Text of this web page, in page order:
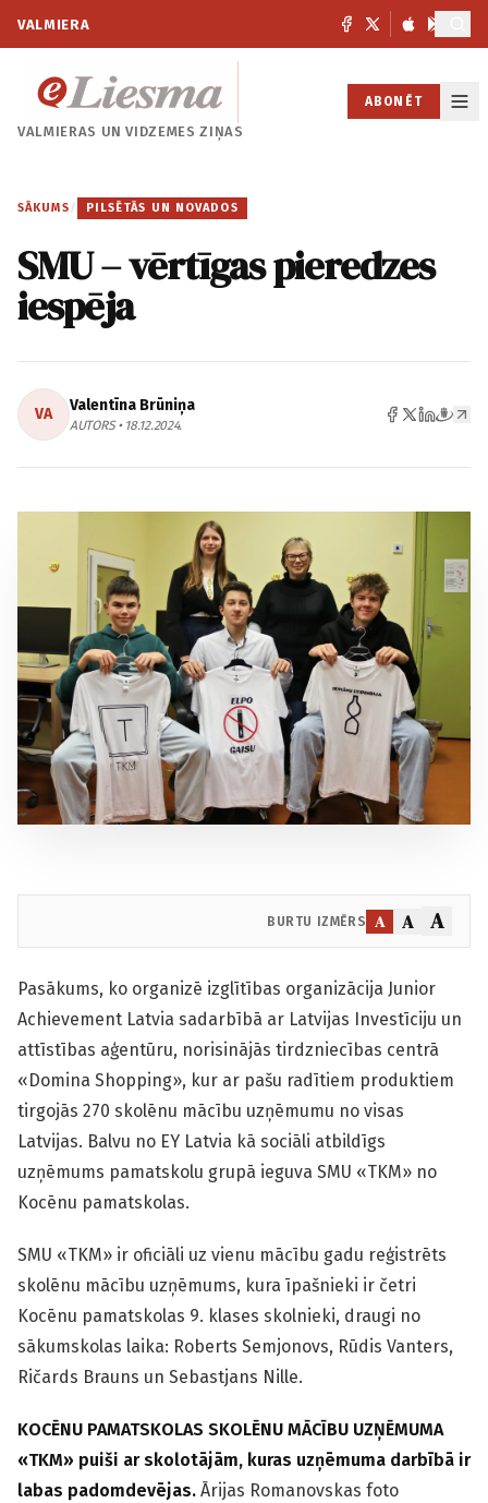
VALMIERA
VALMIERAS UNVIDZEMES ZIŅAS
ABONĒT
SĀKUMS / PILSĒTĀS UN NOVADOS
SMU – vērtīgas pieredzes
iespēja
VA Valentīna Brūniņa
AUTORS • 18.12.2024.
BURTU IZMĒRS A A A
Pasākums, ko organizē izglītības organizācija Junior
Achievement Latvia sadarbībā ar Latvijas Investīciju un
attīstības aģentūru, norisinājās tirdzniecības centrā
«Domina Shopping», kur ar pašu radītiem produktiem
tirgojās 270 skolēnu mācību uzņēmumu no visas
Latvijas. Balvu no EY Latvia kā sociāli atbildīgs
uzņēmums pamatskolu grupā ieguva SMU «TKM» no
Kocēnu pamatskolas.
SMU «TKM» ir oficiāli uz vienu mācību gadu reģistrēts
skolēnu mācību uzņēmums, kura īpašnieki ir četri
Kocēnu pamatskolas 9. klases skolnieki, draugi no
sākumskolas laika: Roberts Semjonovs, Rūdis Vanters,
Ričards Brauns un Sebastjans Nille.
KOCĒNU PAMATSKOLAS SKOLĒNU MĀCĪBU UZŅĒMUMA
«TKM» puiši ar skolotājām, kuras uzņēmuma darbībā ir
labas padomdevējas. Ārijas Romanovskas foto